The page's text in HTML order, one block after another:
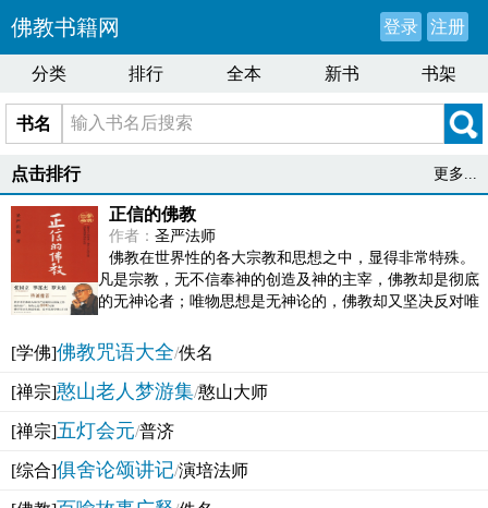
佛教书籍网 登录 注册
分类 排行 全本 新书 书架
书名
点击排行 更多...
正信的佛教
作者： 圣严法师
佛教在世界性的各大宗教和思想之中，显得非常特殊。
凡是宗教，无不信奉神的创造及神的主宰，佛教却是彻底
的无神论者；唯物思想是无神论的，佛教却又坚决反对唯
[学佛]佛教咒语大全/佚名
[禅宗]憨山老人梦游集/憨山大师
[禅宗]五灯会元/普济
[综合]俱舍论颂讲记/演培法师